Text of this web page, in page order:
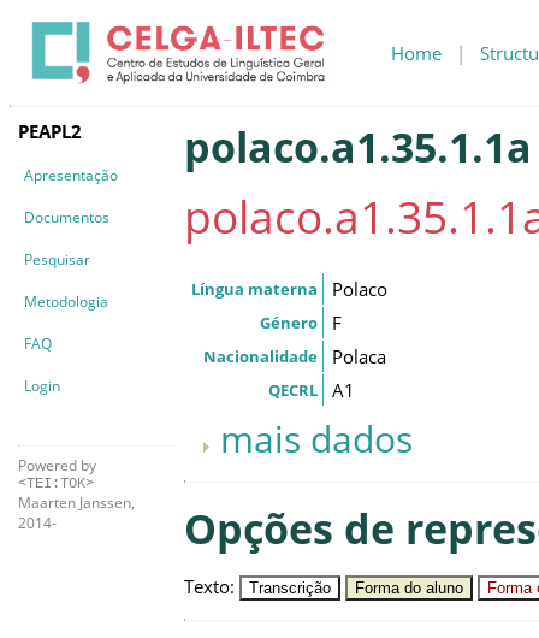
Home |
PEAPL2
Apresentação
Documentos
Pesquisar
Metodologia
FAQ
Login
Powered by
<TEI:TOK>
Maarten Janssen,
2014-
polaco.a1.35.1.1a
Língua materna Polaco
Género F
Nacionalidade Polaca
QECRL A1
mais dados
Opções de
Texto: Transcrição Forma do aluno Forma